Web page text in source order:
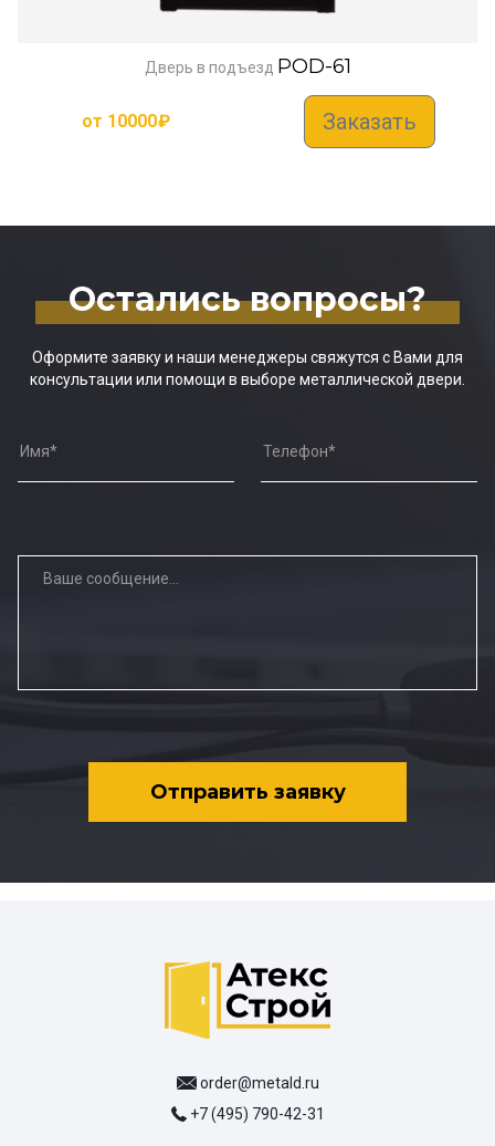
Дверь в подъезд POD-61
от 10000₽ Заказать
Остались вопросы?
Оформите заявку и наши менеджеры свяжутся с Вами для
консультации или помощи в выборе металлической двери.
Отправить заявку
order@metald.ru
+7 (495) 790-42-31